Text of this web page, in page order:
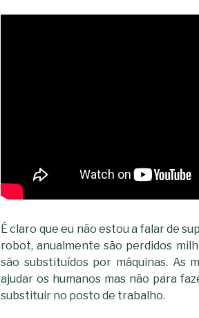
É claro que eu não estou a falar de
robot, anualmente são perdidos
são substituídos por máquinas. As
ajudar os humanos mas não para
substituir no posto de trabalho.